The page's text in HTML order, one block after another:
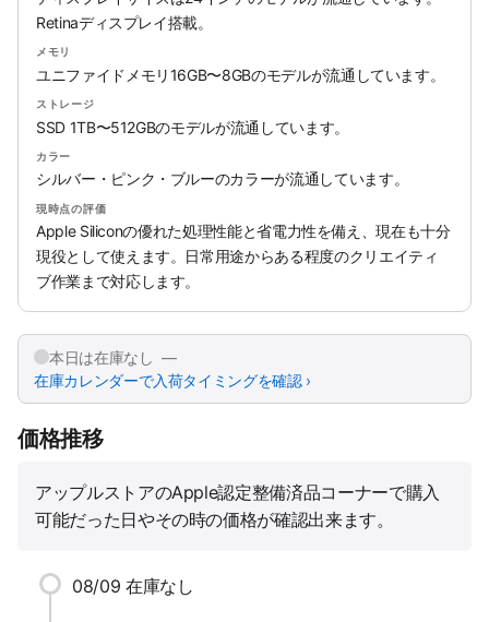
Retinaディスプレイ搭載。
メモリ
ユニファイドメモリ16GB〜8GBのモデルが流通しています。
ストレージ
SSD 1TB〜512GBのモデルが流通しています。
カラー
シルバー・ピンク・ブルーのカラーが流通しています。
現時点の評価
Apple Siliconの優れた処理性能と省電力性を備え、現在も十分
現役として使えます。日常用途からある程度のクリエイティ
ブ作業まで対応します。
本日は在庫なし —
在庫カレンダーで入荷タイミングを確認 ›
価格推移
アップルストアのApple認定整備済品コーナーで購入
可能だった日やその時の価格が確認出来ます。
08/09 在庫なし